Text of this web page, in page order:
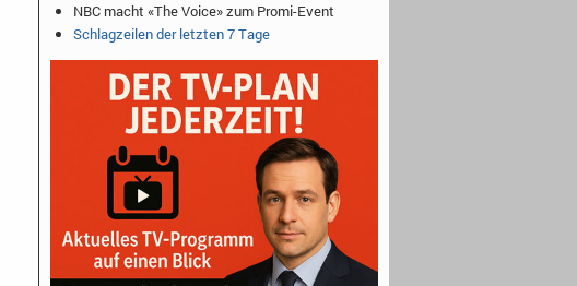
NBC macht «The Voice» zum Promi-Event
Schlagzeilen der letzten 7 Tage